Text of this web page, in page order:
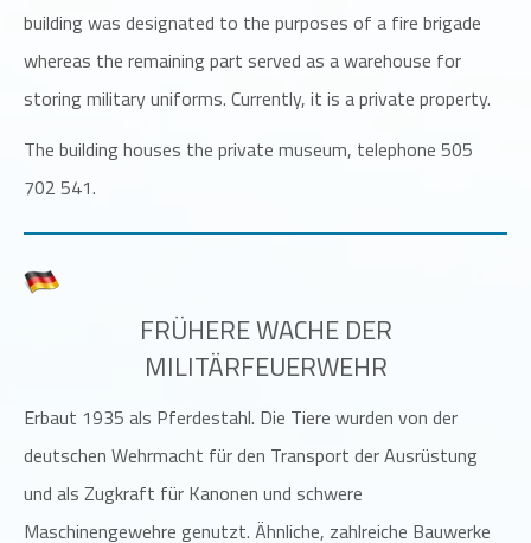
building was designated to the purposes of a fire brigade
whereas the remaining part served as a warehouse for
storing military uniforms. Currently, it is a private property.
The building houses the private museum, telephone 505
702 541.
FRÜHERE WACHE DER
MILITÄRFEUERWEHR
Erbaut 1935 als Pferdestahl. Die Tiere wurden von der
deutschen Wehrmacht für den Transport der Ausrüstung
und als Zugkraft für Kanonen und schwere
Maschinengewehre genutzt. Ähnliche, zahlreiche Bauwerke